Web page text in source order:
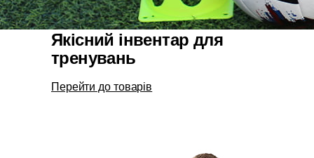
Якісний інвентар для
тренувань
Перейти до товарів